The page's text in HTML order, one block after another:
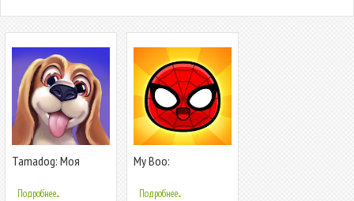
Tamadog: Моя
Подробнее...
My Boo:
питомец
Подробнее...